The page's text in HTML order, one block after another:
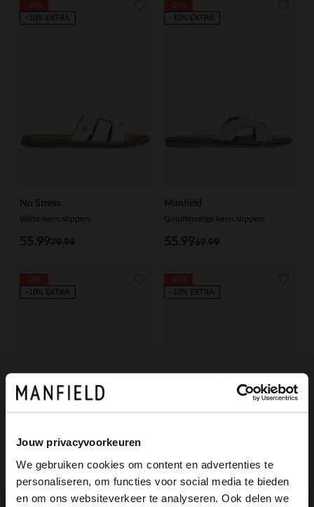
Jouw privacyvoorkeuren
We gebruiken cookies om content en advertenties te
personaliseren, om functies voor social media te bieden
en om ons websiteverkeer te analyseren. Ook delen we
No Stress
Witte leren slippers
79.99
55.99
-10% EXTRA
Manfield
Goudkleurige leren slippers
69.99
55.99
-10% EXTRA
Manfield
-10% EXTRA
Manfield
-10% EXTRA
×